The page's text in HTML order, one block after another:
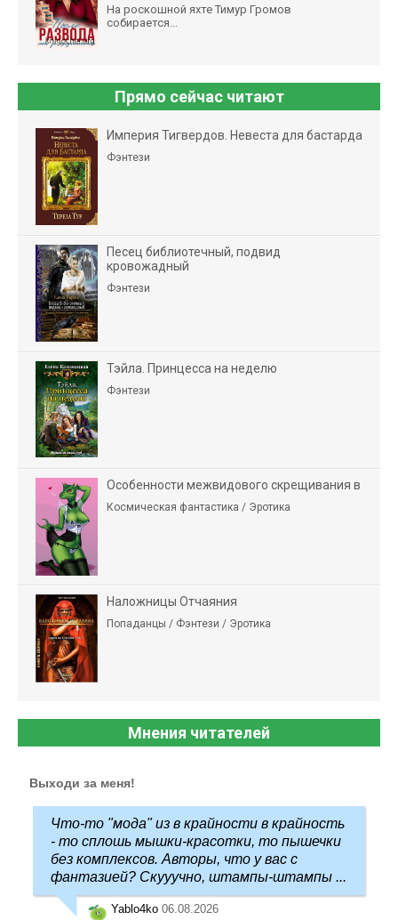
На роскошной яхте Тимур Громов
собирается...
Прямо сейчас читают
Империя Тигвердов. Невеста для бастарда
Фэнтези
Песец библиотечный, подвид
кровожадный
Фэнтези
Тэйла. Принцесса на неделю
Фэнтези
Особенности межвидового скрещивания в
Космическая фантастика / Эротика
Наложницы Отчаяния
Попаданцы / Фэнтези / Эротика
Мнения читателей
Выходи за меня!
Что-то "мода" из в крайности в крайность
- то сплошь мышки-красотки, то пышечки
без комплексов. Авторы, что у вас с
фантазией? Скууучно, штампы-штампы ...
Yablo4ko 06.08.2026